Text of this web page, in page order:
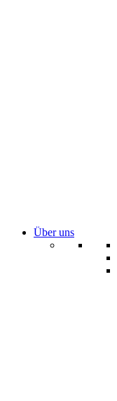
Über uns